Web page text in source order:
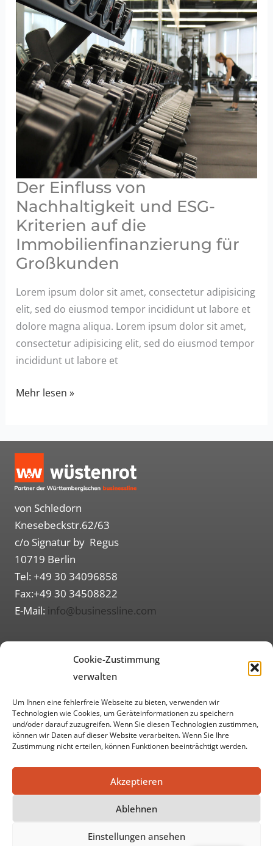
Cookie-Zustimmung
verwalten
Um Ihnen eine fehlerfreie Webseite zu bieten, verwenden wir
Technologien wie Cookies, um Geräteinformationen zu speichern
und/oder darauf zuzugreifen. Wenn Sie diesen Technologien zustimmen,
können wir Daten auf dieser Website verarbeiten. Wenn Sie Ihre
Zustimmung nicht erteilen, können Funktionen beeinträchtigt werden.
Akzeptieren
Ablehnen
Einstellungen ansehen
Bauträger:
Strukturierung
und
Absicherung
von
Finanzierungen
Der Einfluss von
Nachhaltigkeit und ESG-
Kriterien auf die
Immobilienfinanzierung für
Großkunden
Lorem ipsum dolor sit amet, consectetur adipisicing
elit, sed do eiusmod tempor incididunt ut labore et
dolore magna aliqua. Lorem ipsum dolor sit amet,
consectetur adipisicing elit, sed do eiusmod tempor
incididunt ut labore et
Der
Nachhaltigkeit
ESG-
Kriterien
auf
die
Immobilienfinanzierung
für
Großkunden
Mehr lesen »
von Schledorn
Knesebeckstr.62/63
c/o Signatur by Regus
10719 Berlin
Tel: +49 30 34096858
Fax:+49 30 34508822
E-Mail: info@businessline.com
Informationen
Impressum
Datenschutzerklärung
AGB